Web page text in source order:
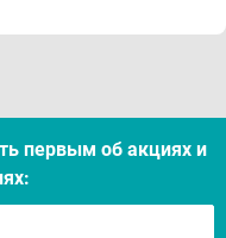
первым об акцияx и